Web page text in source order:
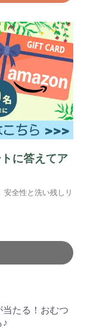
に答えてア
全性と洗い残しリ
たる！おむつ
♪